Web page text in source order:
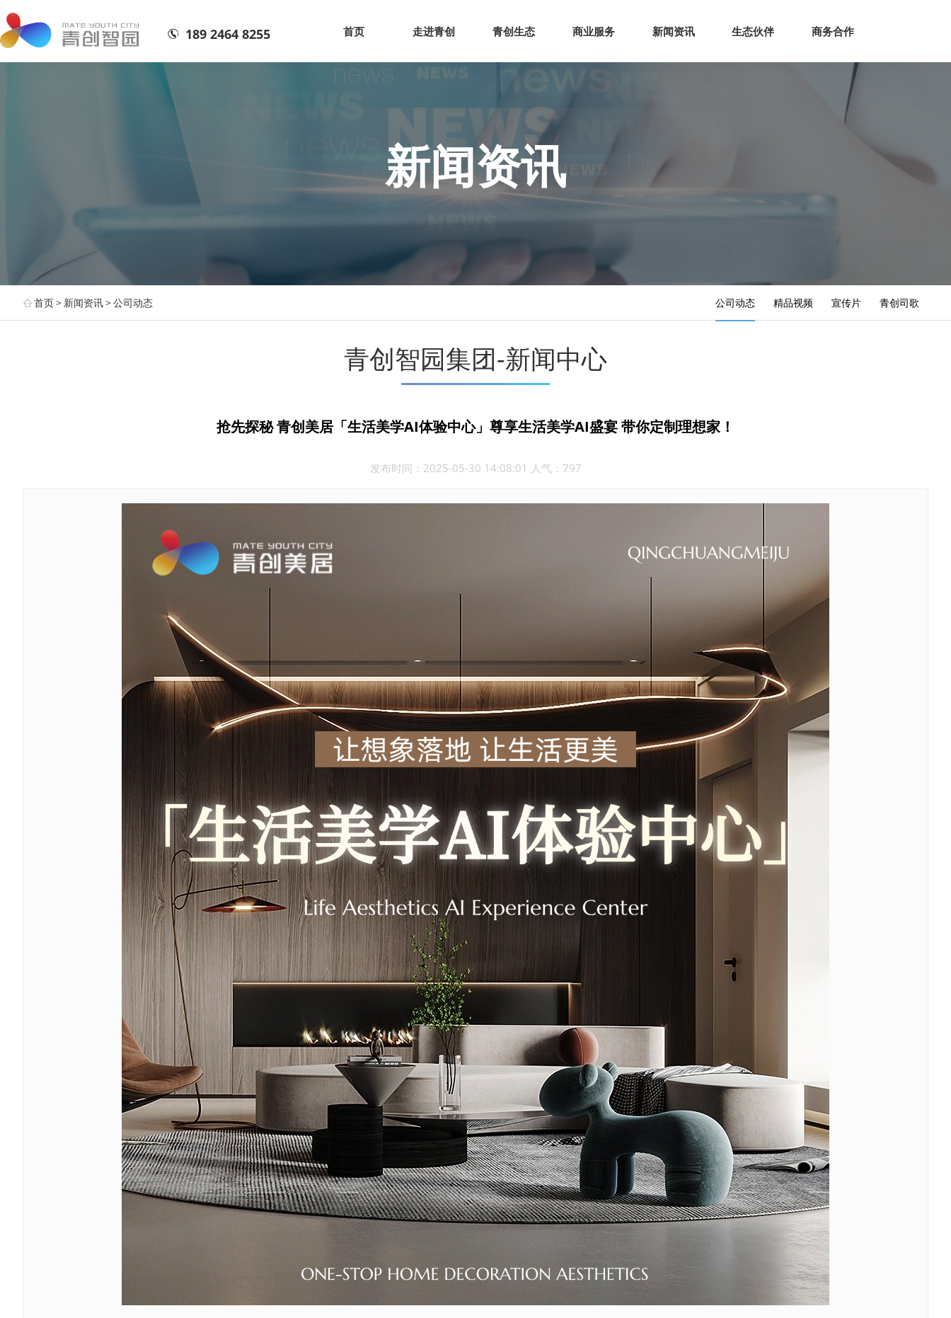
网站首页 走进青创 青创生态 商业服务 新闻资讯 生态伙伴
189 2464 8255 首页 走进青创 青创生态 商业服务 新闻资讯 生态伙伴 商务合作
新闻资讯
首页> 新闻资讯>公司动态 公司动态 精品视频 宣传片 青创司歌
青创智园集团-新闻中心
抢先探秘 青创美居「生活美学AI体验中心」尊享生活美学AI盛宴 带你定制理想家！
发布时间：2025-05-30 14:08:01 人气：797